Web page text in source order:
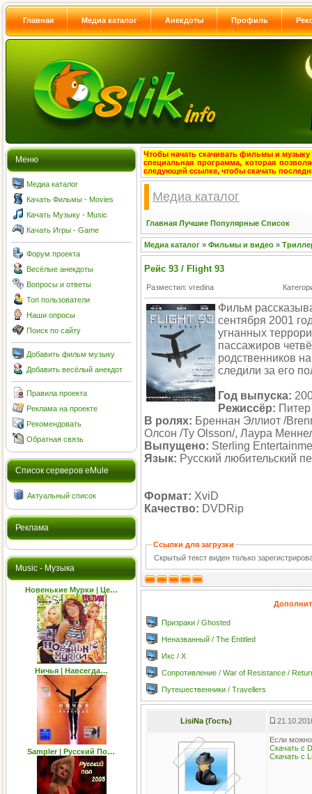
Главная Медиа каталог Анекдоты Профиль
Меню
Медиа каталог
Качать Фильмы - Movies
Качать Музыку - Music
Качать Игры - Game
Форум проекта
Весёлые анекдоты
Вопросы и ответы
Топ пользователи
Наши опросы
Поиск по сайту
Добавить фильм музыку
Добавить весёлый анекдот
Правила проекта
Реклама на проекте
Рекомендовать
Обратная связь
Cписок серверов eMule
Актуальный список
Реклама
Music - Музыка
Новенькие Мурки | Це…
Ничья | Навсегда…
Sampler | Русский По…
Чтобы начать скачивать фильмы и музыку
специальная программа, которая
следующей ссылке, чтобы скачать
Медиа каталог
Главная Лучшие Популярные Список
Медиа каталог » Фильмы и видео »
Рейс 93 / Flight 93
Разместил: vredina
Фильм
сентября 2001
угнанных
пассажиров
родственников
следили за его
Год выпуска:
Режиссёр:
В ролях: Бреннан Эллиот /
Олсон /Ty Olsson/, Лаура
Выпущено: Sterling
Язык: Русский любительский
Формат: XviD
Качество: DVDRip
Ссылки для загрузки
Скрытый текст виден только
Призраки / Ghosted
Неназванный / The Entitled
Икс / X
Сопротивление / War of Resistance /
Путешественники / Travellers
LisiNa (Гость)
Если
Скачать с
Скачать с